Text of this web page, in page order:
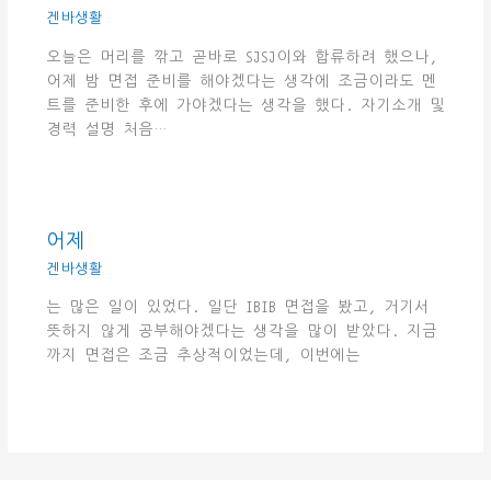
겐바생활
오늘은 머리를 깎고 곧바로 SJSJ이와 합류하려 했으나,
어제 밤 면접 준비를 해야겠다는 생각에 조금이라도 멘
트를 준비한 후에 가야겠다는 생각을 했다. 자기소개 및
경력 설명 처음…
어제
겐바생활
는 많은 일이 있었다. 일단 IBIB 면접을 봤고, 거기서
뜻하지 않게 공부해야겠다는 생각을 많이 받았다. 지금
까지 면접은 조금 추상적이었는데, 이번에는